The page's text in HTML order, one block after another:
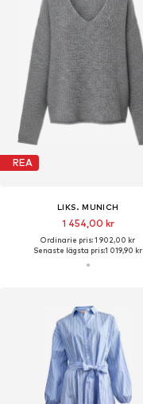
REA
LIKS. MUNICH
1 454,00 kr
Ordinarie pris: 1 902,00 kr
Senaste lägsta pris:1 019,90 kr